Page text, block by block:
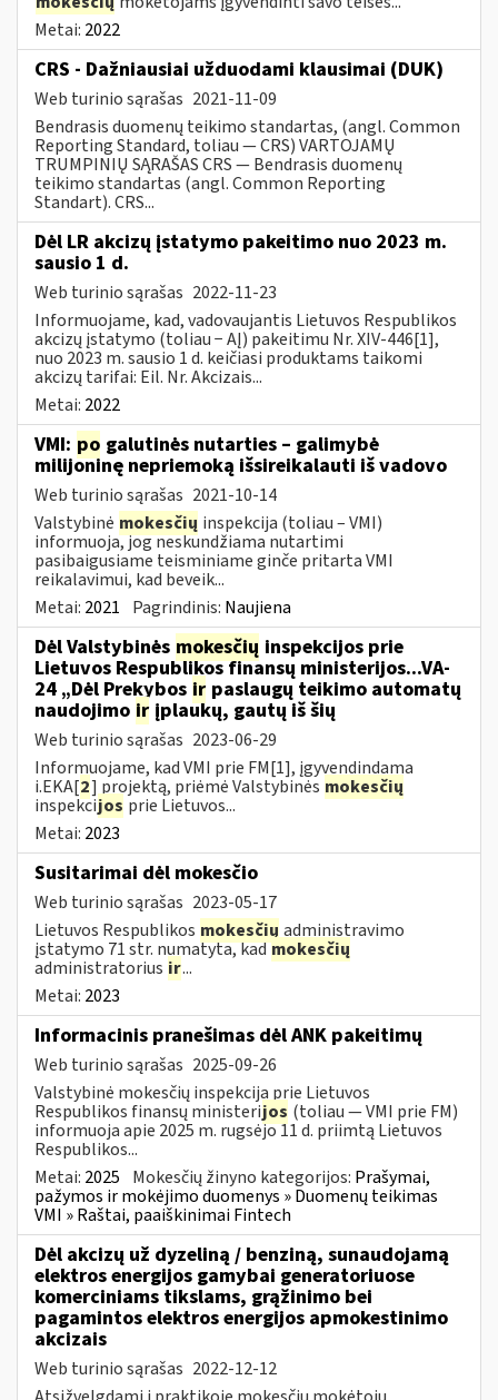
Metai: 2022
CRS - Dažniausiai užduodami klausimai (DUK)
Web turinio sąrašas 2021-11-09
Bendrasis duomenų teikimo standartas, (angl. Common
Reporting Standard, toliau — CRS) VARTOJAMŲ
TRUMPINIŲ SĄRAŠAS CRS — Bendrasis duomenų
teikimo standartas (angl. Common Reporting
Standart). CRS...
Dėl LR akcizų įstatymo pakeitimo nuo 2023 m.
sausio 1 d.
Web turinio sąrašas 2022-11-23
Informuojame, kad, vadovaujantis Lietuvos Respublikos
akcizų įstatymo (toliau − AĮ) pakeitimu Nr. XIV-446[1],
nuo 2023 m. sausio 1 d. keičiasi produktams taikomi
akcizų tarifai: Eil. Nr. Akcizais...
Metai: 2022
VMI: po galutinės nutarties – galimybė
milijoninę nepriemoką išsireikalauti iš vadovo
Web turinio sąrašas 2021-10-14
Valstybinė mokesčių inspekcija (toliau – VMI)
informuoja, jog neskundžiama nutartimi
pasibaigusiame teisminiame ginče pritarta VMI
reikalavimui, kad beveik...
Metai: 2021 Pagrindinis: Naujiena
Dėl Valstybinės mokesčių inspekcijos prie
Lietuvos Respublikos finansų ministerijos...VA-
24 „Dėl Prekybos ir paslaugų teikimo automatų
naudojimo ir įplaukų, gautų iš šių
Web turinio sąrašas 2023-06-29
Informuojame, kad VMI prie FM[1], įgyvendindama
i.EKA[2] projektą, priėmė Valstybinės mokesčių
inspekcijos prie Lietuvos...
Metai: 2023
Susitarimai dėl mokesčio
Web turinio sąrašas 2023-05-17
Lietuvos Respublikos mokesčių administravimo
įstatymo 71 str. numatyta, kadmokesčių
administratorius ir...
Metai: 2023
Informacinis pranešimas dėl ANK pakeitimų
Web turinio sąrašas 2025-09-26
Valstybinė mokesčių inspekcija prie Lietuvos
Respublikos finansų ministerijos (toliau — VMI prie FM)
informuoja apie 2025 m. rugsėjo 11 d. priimtą Lietuvos
Respublikos...
Metai: 2025 Mokesčių žinyno kategorijos: Prašymai,
pažymos ir mokėjimo duomenys » Duomenų teikimas
VMI » Raštai, paaiškinimai Fintech
Dėl akcizų už dyzeliną / benziną, sunaudojamą
elektros energijos gamybai generatoriuose
komerciniams tikslams, grąžinimo bei
pagamintos elektros energijos apmokestinimo
akcizais
Web turinio sąrašas 2022-12-12